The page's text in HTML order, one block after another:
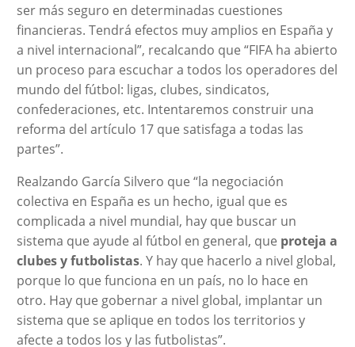
ser más seguro en determinadas cuestiones
financieras. Tendrá efectos muy amplios en España y
a nivel internacional”, recalcando que “FIFA ha abierto
un proceso para escuchar a todos los operadores del
mundo del fútbol: ligas, clubes, sindicatos,
confederaciones, etc. Intentaremos construir una
reforma del artículo 17 que satisfaga a todas las
partes”.
Realzando García Silvero que “la negociación
colectiva en España es un hecho, igual que es
complicada a nivel mundial, hay que buscar un
sistema que ayude al fútbol en general, que proteja a
clubes y futbolistas. Y hay que hacerlo a nivel global,
porque lo que funciona en un país, no lo hace en
otro. Hay que gobernar a nivel global, implantar un
sistema que se aplique en todos los territorios y
afecte a todos los y las futbolistas”.